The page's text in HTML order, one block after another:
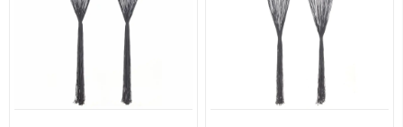
productpagina
productpagina